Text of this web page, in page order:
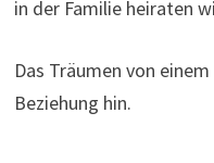
in der Familie heiraten
Das Träumen von
Beziehung hin.